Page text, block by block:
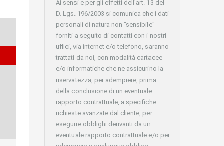
Ai sensi e per gli effetti dell'art. 13 del
D. Lgs. 196/2003 si comunica che i dati
personali di natura non "sensibile"
forniti a seguito di contatti con i nostri
uffici, via internet e/o telefono, saranno
trattati da noi, con modalità cartacee
e/o informatiche che ne assicurino la
riservatezza, per adempiere, prima
della conclusione di un eventuale
rapporto contrattuale, a specifiche
richieste avanzate dal cliente, per
eseguire obblighi derivanti da un
eventuale rapporto contrattuale e/o per